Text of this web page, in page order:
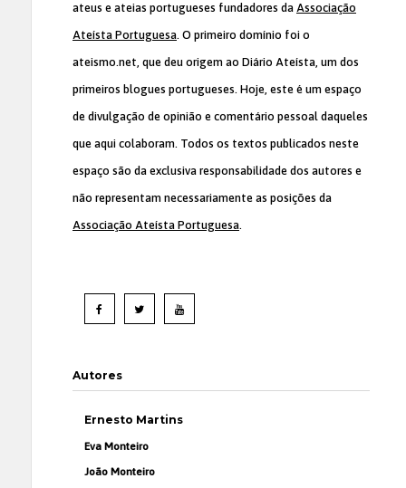
ateus e ateias portugueses fundadores da Associação
Ateísta Portuguesa. O primeiro domínio foi o
ateismo.net, que deu origem ao Diário Ateísta, um dos
primeiros blogues portugueses. Hoje, este é um espaço
de divulgação de opinião e comentário pessoal daqueles
que aqui colaboram. Todos os textos publicados neste
espaço são da exclusiva responsabilidade dos autores e
não representam necessariamente as posições da
Associação Ateísta Portuguesa.
Autores
Ernesto Martins
Eva Monteiro
João Monteiro